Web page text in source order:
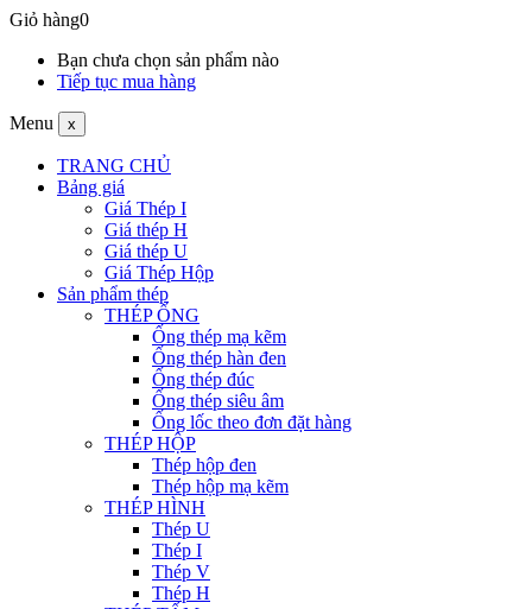
Giỏ hàng0
Bạn chưa chọn sản phẩm nào
Tiếp tục mua hàng
Menu x
TRANG CHỦ
Bảng giá
Giá Thép I
Giá thép H
Giá thép U
Giá Thép Hộp
Sản phẩm thép
THÉP ỐNG
Ống thép mạ kẽm
Ống thép hàn đen
Ống thép đúc
Ống thép siêu âm
Ống lốc theo đơn đặt hàng
THÉP HỘP
Thép hộp đen
Thép hộp mạ kẽm
THÉP HÌNH
Thép U
Thép I
Thép V
Thép H